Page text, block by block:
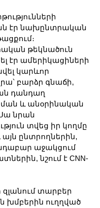
էր նախընտրական
թեկնածուն
էր ամերիկացիների
կարևոր
բարձր գնաճի,
դանդաղ
և անօրինական
նրան
տվեց իր կողմը
ընտրողներին,
աջակցում
նշում է CNN-
զլանում տարբեր
խմբերին ուղղված